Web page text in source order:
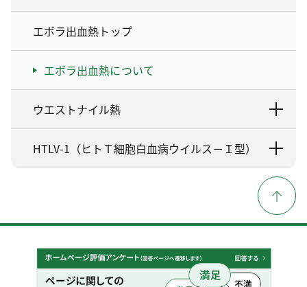
エボラ出血熱トップ
エボラ出血熱について
ウエストナイル熱
HTLV-1（ヒトＴ細胞白血病ウイルス－Ｉ型）